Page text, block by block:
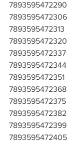
7893595472290
7893595472306
7893595472313
7893595472320
7893595472337
7893595472344
7893595472351
7893595472368
7893595472375
7893595472382
7893595472399
7893595472405